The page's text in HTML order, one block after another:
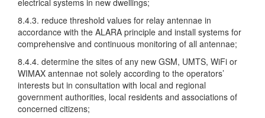
electrical systems in new dwellings;
8.4.3. reduce threshold values for relay antennae in
accordance with the ALARA principle and install systems for
comprehensive and continuous monitoring of all antennae;
8.4.4. determine the sites of any new GSM, UMTS, WiFi or
WIMAX antennae not solely according to the operators’
interests but in consultation with local and regional
government authorities, local residents and associations of
concerned citizens;